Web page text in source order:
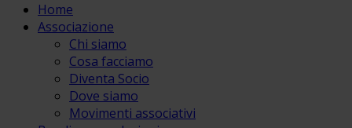
Home
Associazione
Chi siamo
Cosa facciamo
Diventa Socio
Dove siamo
Movimenti associativi